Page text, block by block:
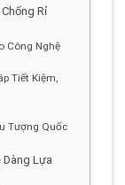
Rỉ
Công Nghệ
Tiết Kiệm,
Tượng Quốc
Dàng Lựa